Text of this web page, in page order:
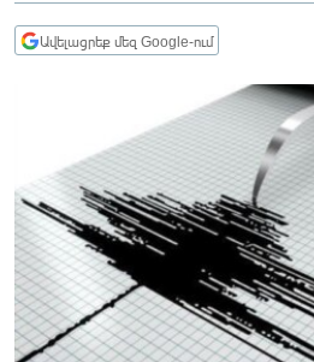
ՀԱՍԱՐԱԿՈՒԹՅՈՒՆ
ՊԱՏԵՐԱԶՄԻ 6 ՇԱԲԱԹՆԵՐԸ
ՏԱՐԱԾԱՇՐՋԱՆ
ՄԻՋԱԶԳԱՅԻՆ
ՄՇԱԿՈՒՅԹ
ՍՊՈՐՏ
Ավելացրեք մեզ Google-ում